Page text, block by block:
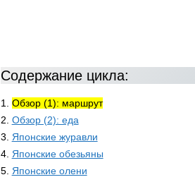
Содержание цикла:
1. Обзор (1): маршрут
2. Обзор (2): еда
3. Японские журавли
4. Японские обезьяны
5. Японские олени